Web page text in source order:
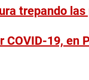
trepando las
19, en